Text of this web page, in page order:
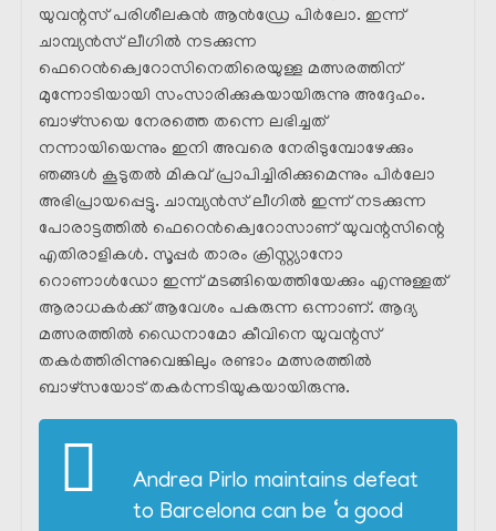
യുവന്റസ് പരിശീലകൻ ആൻഡ്രേ പിർലോ. ഇന്ന്
ചാമ്പ്യൻസ് ലീഗിൽ നടക്കുന്ന
ഫെറെൻക്വെറോസിനെതിരെയുള്ള മത്സരത്തിന്
മുന്നോടിയായി സംസാരിക്കുകയായിരുന്നു അദ്ദേഹം.
ബാഴ്‌സയെ നേരത്തെ തന്നെ ലഭിച്ചത്
നന്നായിയെന്നും ഇനി അവരെ നേരിടുമ്പോഴേക്കും
ഞങ്ങൾ കൂടുതൽ മികവ് പ്രാപിച്ചിരിക്കുമെന്നും പിർലോ
അഭിപ്രായപ്പെട്ടു. ചാമ്പ്യൻസ് ലീഗിൽ ഇന്ന് നടക്കുന്ന
പോരാട്ടത്തിൽ ഫെറെൻക്വെറോസാണ് യുവന്റസിന്റെ
എതിരാളികൾ. സൂപ്പർ താരം ക്രിസ്റ്റ്യാനോ
റൊണാൾഡോ ഇന്ന് മടങ്ങിയെത്തിയേക്കും എന്നുള്ളത്
ആരാധകർക്ക് ആവേശം പകരുന്ന ഒന്നാണ്. ആദ്യ
മത്സരത്തിൽ ഡൈനാമോ കീവിനെ യുവന്റസ്
തകർത്തിരിന്നുവെങ്കിലും രണ്ടാം മത്സരത്തിൽ
ബാഴ്‌സയോട് തകർന്നടിയുകയായിരുന്നു.
Andrea Pirlo maintains defeat
to Barcelona can be ‘a good